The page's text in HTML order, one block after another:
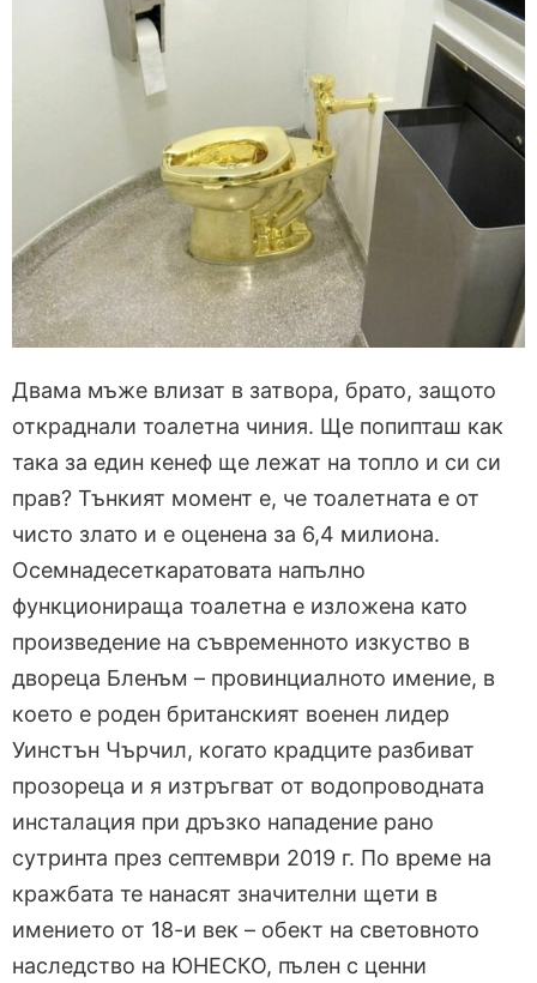
Двама мъже влизат в затвора, брато, защото
откраднали тоалетна чиния. Ще попипташ как
така за един кенеф ще лежат на топло и си си
прав? Тънкият момент е, че тоалетната е от
чисто злато и е оценена за 6,4 милиона.
Осемнадесеткаратовата напълно
функционираща тоалетна е изложена като
произведение на съвременното изкуство в
двореца Бленъм – провинциалното имение, в
което е роден британският военен лидер
Уинстън Чърчил, когато крадците разбиват
прозореца и я изтръгват от водопроводната
инсталация при дръзко нападение рано
сутринта през септември 2019 г. По време на
кражбата те нанасят значителни щети в
имението от 18-и век – обект на световното
наследство на ЮНЕСКО, пълен с ценни